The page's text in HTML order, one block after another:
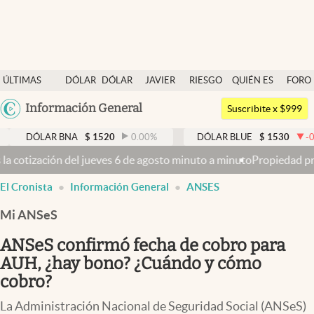
ÚLTIMAS
NOTICIAS
DÓLAR
DÓLAR
JAVIER
RIESGO
QUIÉN ES
QUIÉN
FORO
Argentina
México
USA
Información General
Dólar
Members
Economía y Política
Finanzas y Mercados
Mercados Online
Negocios
Columnistas
Otras secciones
Suscribite x $999
BNA $ 1520 0.00 % DÓLAR BLUE $ 1530 -0.65 %
6 de agosto minuto a minutoPropiedad privada: con cruces y
El Cronista Información General ANSES
Mi ANSeS
ANSeS confirmó fecha de cobro para
AUH, ¿hay bono? ¿Cuándo y cómo
cobro?
La Administración Nacional de Seguridad Social (ANSeS)